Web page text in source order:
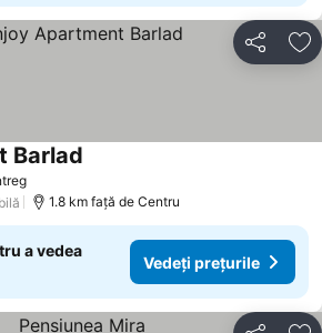
Distribuiți
Barlad
1.8 km faţă de Centru
a vedea
Vedeți prețurile